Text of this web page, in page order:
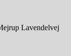
Lavendelvej